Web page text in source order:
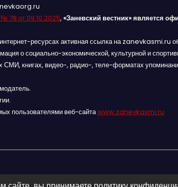
№ 78 от 09.10.2025, «Заневский вестник» является
ресурсах активная ссылка на zanevkasmi.ru
о социально-экономической, культурной и
книгах, видео-, радио-, теле-форматах
пользователями веб-сайтаwww.zanevkasmi.ru